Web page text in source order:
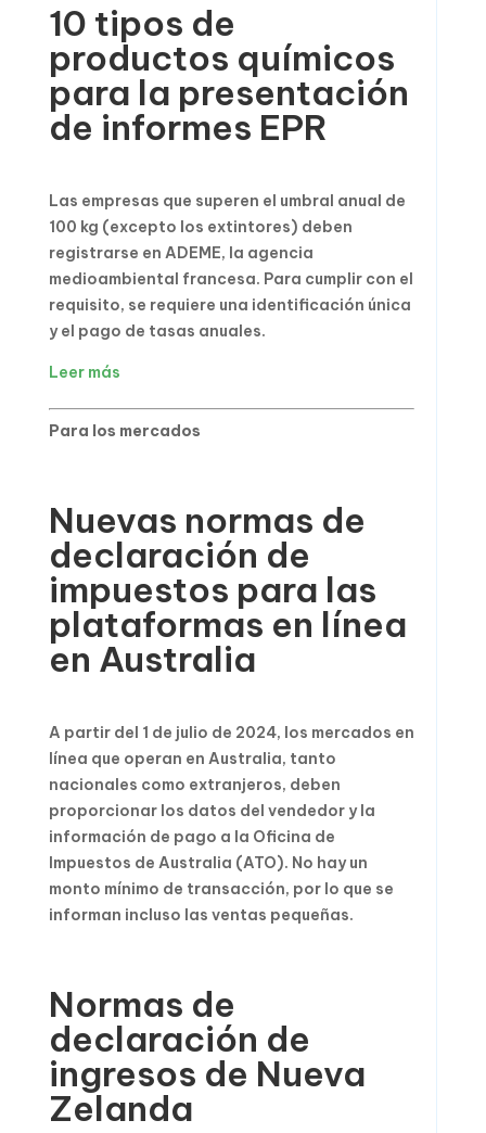
10 tipos de
productos químicos
para la presentación
de informes EPR
Las empresas que superen el umbral anual de
100 kg (excepto los extintores) deben
registrarse en ADEME, la agencia
medioambiental francesa. Para cumplir con el
requisito, se requiere una identificación única
y el pago de tasas anuales.
Leer más
Para los mercados
Nuevas normas de
declaración de
impuestos para las
plataformas en línea
en Australia
A partir del 1 de julio de 2024, los mercados en
línea que operan en Australia, tanto
nacionales como extranjeros, deben
proporcionar los datos del vendedor y la
información de pago a la Oficina de
Impuestos de Australia (ATO). No hay un
monto mínimo de transacción, por lo que se
informan incluso las ventas pequeñas.
Normas de
declaración de
ingresos de Nueva
Zelanda